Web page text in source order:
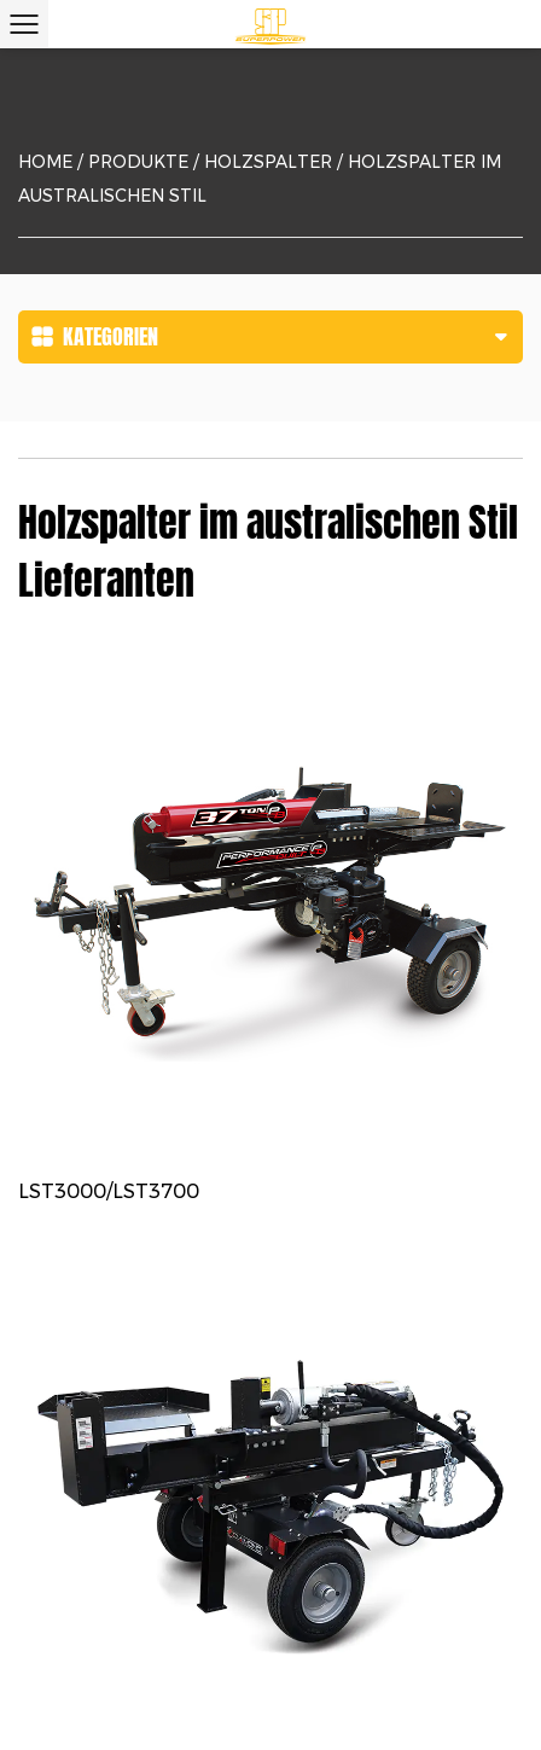
HOME / PRODUKTE / HOLZSPALTER / HOLZSPALTER IM
AUSTRALISCHEN STIL
KATEGORIEN
Holzspalter im australischen Stil
Lieferanten
LST3000/LST3700